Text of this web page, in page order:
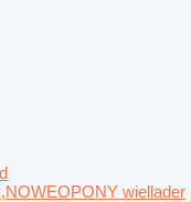
wiellader